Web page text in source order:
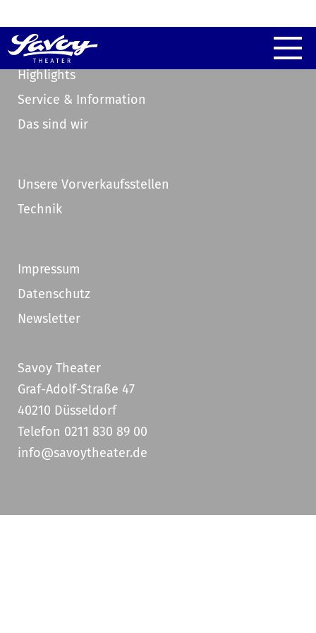
Highlights
Service & Information
Das sind wir
Unsere Vorverkaufsstellen
Technik
Impressum
Datenschutz
Newsletter
Savoy Theater
Graf-Adolf-Straße 47
40210 Düsseldorf
Telefon 0211 830 89 00
info@savoytheater.de